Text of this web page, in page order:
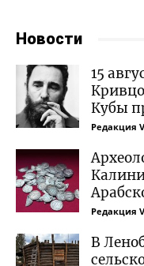
Новости
15
Кубы
Редакция
Редакция
В